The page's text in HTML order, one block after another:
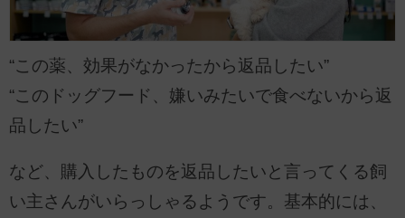
“この薬、効果がなかったから返品したい”
“このドッグフード、嫌いみたいで食べないから返
品したい”
など、購入したものを返品したいと言ってくる飼
い主さんがいらっしゃるようです。基本的には、